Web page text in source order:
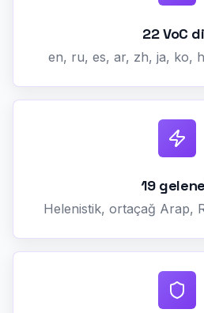
22 VoC
en, ru, es, ar, zh, ja, ko,
19
Helenistik, ortaçağ Arap,